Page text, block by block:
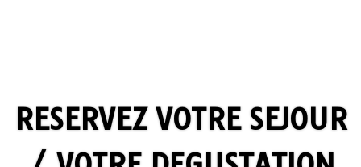
RESERVEZ VOTRE SEJOUR